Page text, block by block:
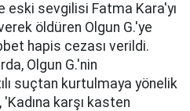
eski sevgilisi Fatma Kara'yı
öldüren Olgun G.'ye
hapis cezası verildi.
Olgun G.'nin
suçtan kurtulmaya yönelik
karşı kasten